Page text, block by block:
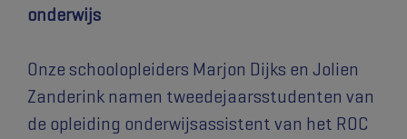
onderwijs
Onze schoolopleiders Marjon Dijks en Jolien
Zanderink namen tweedejaarsstudenten van
de opleiding onderwijsassistent van het ROC